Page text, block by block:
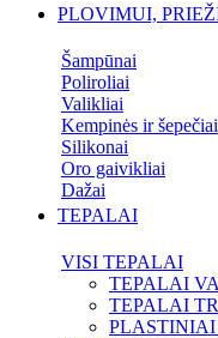
PLOVIMUI,
Šampūnai
Poliroliai
Valikliai
Kempinės ir šepečiai
Silikonai
Oro gaivikliai
Dažai
TEPALAI
VISI TEPALAI
TEPALAI
TEPALAI